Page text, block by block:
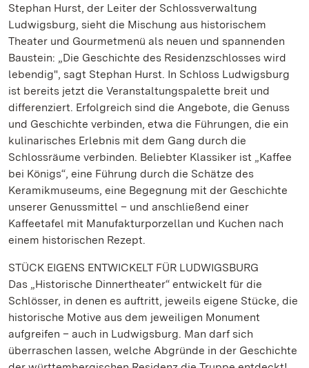
Stephan Hurst, der Leiter der Schlossverwaltung
Ludwigsburg, sieht die Mischung aus historischem
Theater und Gourmetmenü als neuen und spannenden
Baustein: „Die Geschichte des Residenzschlosses wird
lebendig", sagt Stephan Hurst. In Schloss Ludwigsburg
ist bereits jetzt die Veranstaltungspalette breit und
differenziert. Erfolgreich sind die Angebote, die Genuss
und Geschichte verbinden, etwa die Führungen, die ein
kulinarisches Erlebnis mit dem Gang durch die
Schlossräume verbinden. Beliebter Klassiker ist „Kaffee
bei Königs“, eine Führung durch die Schätze des
Keramikmuseums, eine Begegnung mit der Geschichte
unserer Genussmittel – und anschließend einer
Kaffeetafel mit Manufakturporzellan und Kuchen nach
einem historischen Rezept.
STÜCK EIGENS ENTWICKELT FÜR LUDWIGSBURG
Das „Historische Dinnertheater“ entwickelt für die
Schlösser, in denen es auftritt, jeweils eigene Stücke, die
historische Motive aus dem jeweiligen Monument
aufgreifen – auch in Ludwigsburg. Man darf sich
überraschen lassen, welche Abgründe in der Geschichte